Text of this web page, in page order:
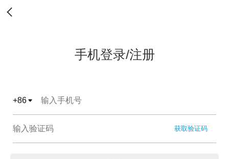
手机登录/注册
+86
获取验证码